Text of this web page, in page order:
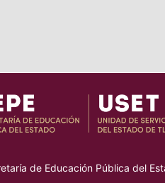
de Educación Pública del